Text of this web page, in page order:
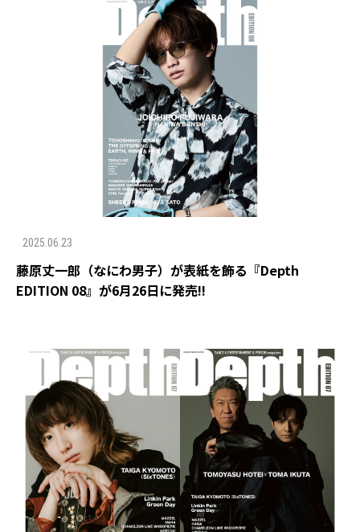
2025.06.23
藤原丈一郎（なにわ男子）が表紙を飾る『Depth
EDITION 08』が6月26日に発売!!